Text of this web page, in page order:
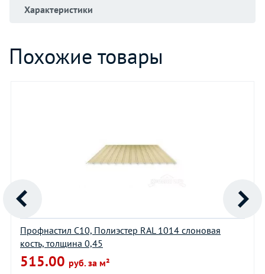
Характеристики
Похожие товары
Профнастил С10, Полиэстер RAL 1014 слоновая
кость, толщина 0,45
515.00 руб. за м²